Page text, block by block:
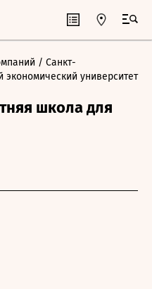
/ Санкт-
экономический университет
школа для